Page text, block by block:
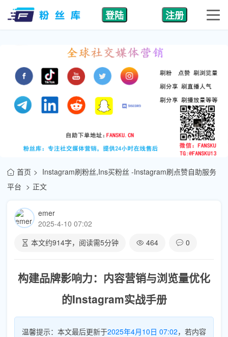
登陆 注册
首页
Instagram刷粉丝,Ins买粉丝 -Instagram刷点赞自助服务
平台
正文
emer
2025-4-10 07:02
本文约914字，阅读需5分钟 464 0
构建品牌影响力：内容营销与浏览量优化
的Instagram实战手册
温馨提示：本文最后更新于2025年4月10日 07:02，若内容